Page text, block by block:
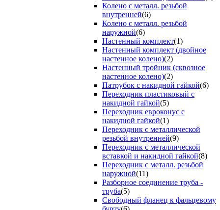
Колено с металл. резьбой
внутренней(6)
Колено с металл. резьбой
наружной(6)
Настенный комплект(1)
Настенный комплект (двойное
настенное колено)(2)
Настенный тройник (сквозное
настенное колено)(2)
Патрубок с накидной гайкой(6)
Переходник пластиковый с
накидной гайкой(5)
Переходник евроконус с
накидной гайкой(1)
Переходник с металлической
резьбой внутренней(9)
Переходник с металлической
вставкой и накидной гайкой(8)
Переходник с металл. резьбой
наружной(11)
Разборное соединение труба -
труба(5)
Свободный фланец к фальцевому